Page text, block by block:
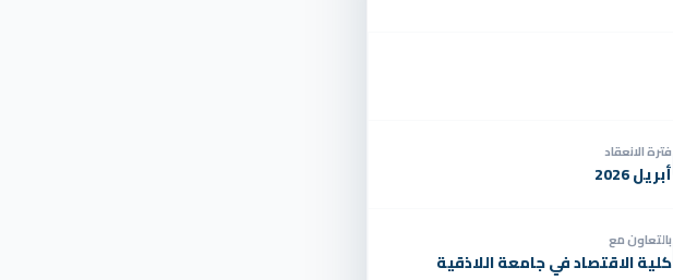
فترة الانعقاد
أبريل 2026
بالتعاون مع
كلية الاقتصاد في جامعة اللاذقية